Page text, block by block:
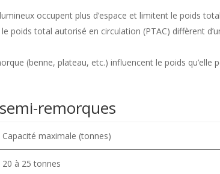
occupent plus d’espace et limitent le poids
poids total autorisé en circulation (PTAC) diffèrent
(benne, plateau, etc.) influencent le poids qu’elle
remorques
Capacité maximale (tonnes)
20 à 25 tonnes